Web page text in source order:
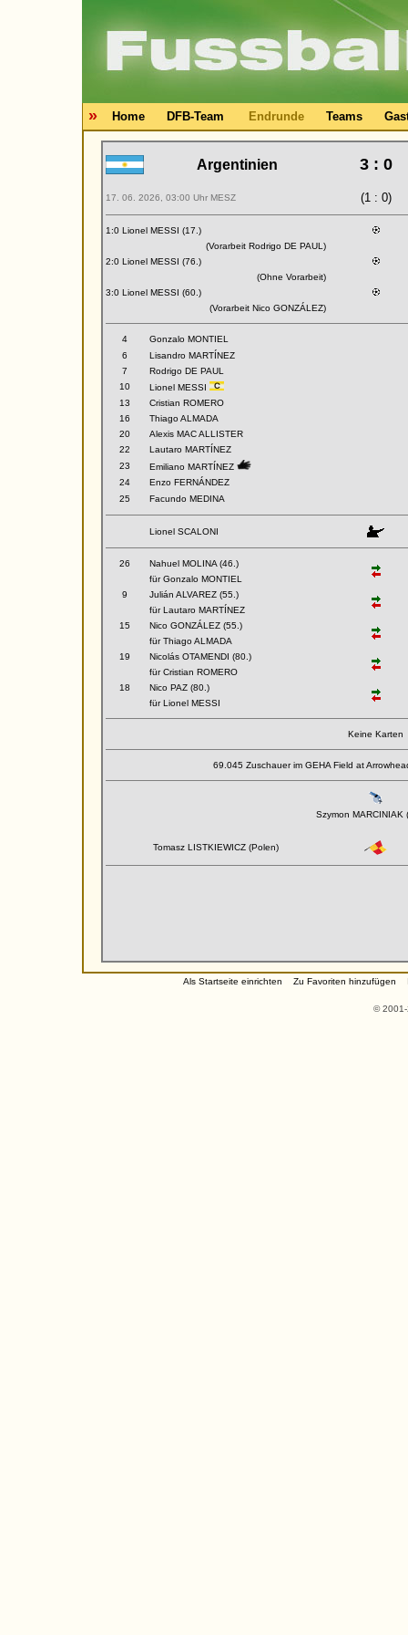
» Home DFB-Team Endrunde Teams
Argentinien 3 : 0
17. 06. 2026, 03:00 Uhr MESZ (1 : 0)
1:0 Lionel MESSI (17.)
(Vorarbeit Rodrigo DE PAUL)
2:0 Lionel MESSI (76.)
(Ohne Vorarbeit)
3:0 Lionel MESSI (60.)
(Vorarbeit Nico GONZÁLEZ)
4
Gonzalo MONTIEL
6
Lisandro MARTÍNEZ
7
Rodrigo DE PAUL
10
Lionel MESSI
13
Cristian ROMERO
16
Thiago ALMADA
20
Alexis MAC ALLISTER
22
Lautaro MARTÍNEZ
23
Emiliano MARTÍNEZ
24
Enzo FERNÁNDEZ
25
Facundo MEDINA
Lionel SCALONI
26
Nahuel MOLINA (46.)
für Gonzalo MONTIEL
9
Julián ALVAREZ (55.)
für Lautaro MARTÍNEZ
15
Nico GONZÁLEZ (55.)
für Thiago ALMADA
19
Nicolás OTAMENDI (80.)
für Cristian ROMERO
18
Nico PAZ (80.)
für Lionel MESSI
Keine Karten
69.045 Zuschauer im GEHA Field at
Szymon MARCINIAK
Tomasz LISTKIEWICZ (Polen)
Als Startseite einrichten Zu Favoriten hinzufügen
©